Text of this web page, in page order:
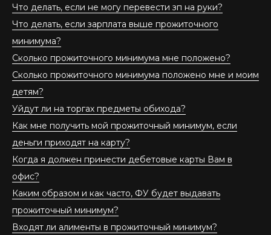
Что делать, если не могу перевести зп на руки?
Что делать, если зарплата выше прожиточного
минимума?
Сколько прожиточного минимума мне положено?
Сколько прожиточного минимума положено мне и моим
детям?
Уйдут ли на торгах предметы обихода?
Как мне получить мой прожиточный минимум, если
деньги приходят на карту?
Когда я должен принести дебетовые карты Вам в
офис?
Каким образом и как часто, ФУ будет выдавать
прожиточный минимум?
Входят ли алименты в прожиточный минимум?